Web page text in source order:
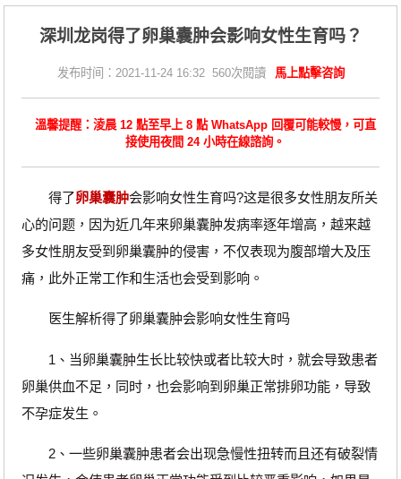
深圳龙岗得了卵巢囊肿会影响女性生育吗？
发布时间：2021-11-24 16:32 560次閱讀 馬上點擊咨詢
溫馨提醒：淩晨 12 點至早上 8 點 WhatsApp 回覆可能較慢，可直
接使用夜間 24 小時在線諮詢。
得了卵巢囊肿会影响女性生育吗?这是很多女性朋友所关
心的问题，因为近几年来卵巢囊肿发病率逐年增高，越来越
多女性朋友受到卵巢囊肿的侵害，不仅表现为腹部增大及压
痛，此外正常工作和生活也会受到影响。
医生解析得了卵巢囊肿会影响女性生育吗
1、当卵巢囊肿生长比较快或者比较大时，就会导致患者
卵巢供血不足，同时，也会影响到卵巢正常排卵功能，导致
不孕症发生。
2、一些卵巢囊肿患者会出现急慢性扭转而且还有破裂情